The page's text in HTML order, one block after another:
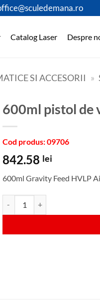
Catalog Laser Despre
SI ACCESORII »
600ml pistol de
Cod produs: 09706
842.58 lei
600ml Gravity Feed HVLP